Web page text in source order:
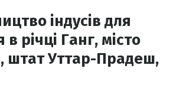
індусів для
річці Ганг, місто
штат Уттар-Прадеш,